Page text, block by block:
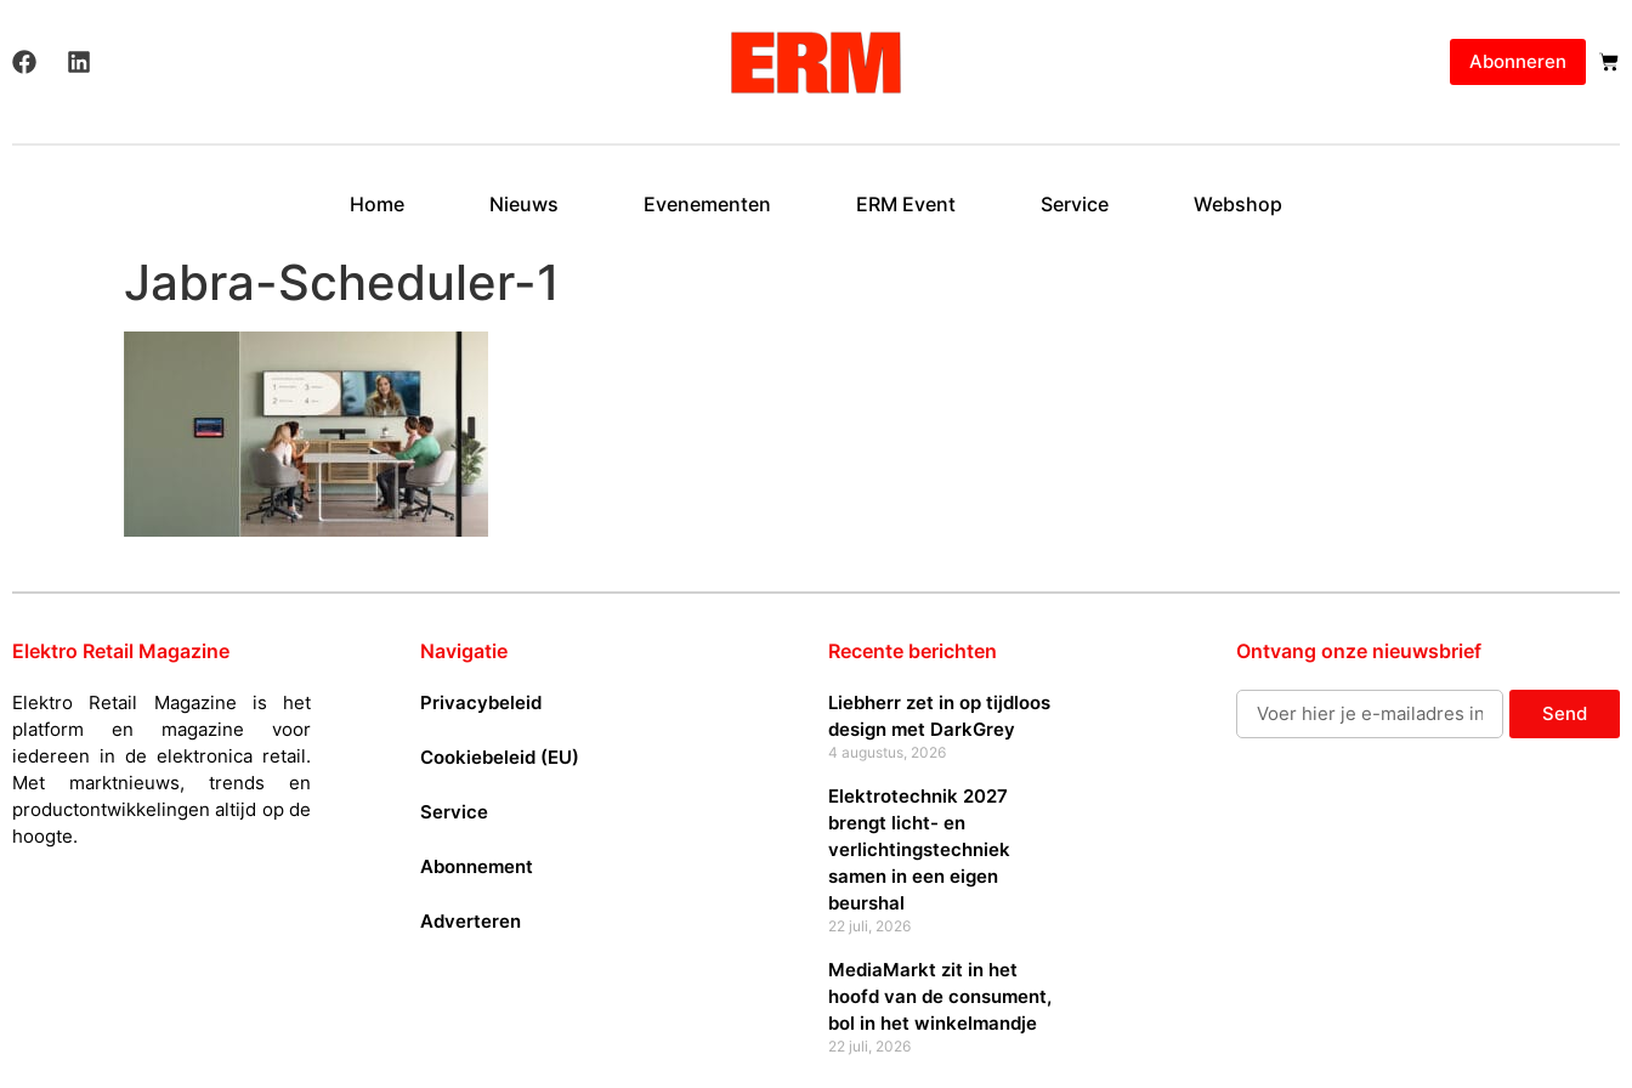
Abonneren
Home Nieuws Evenementen ERM Event Service Webshop
Jabra-Scheduler-1
Elektro Retail Magazine Navigatie Recente berichten Ontvang onze nieuwsbrief
Elektro Retail Magazine is het
platform en magazine voor
iedereen in de elektronica retail.
Met marktnieuws, trends en
productontwikkelingen altijd op de
hoogte.
Privacybeleid
Cookiebeleid (EU)
Service
Abonnement
Adverteren
Liebherr zet in op tijdloos
design met DarkGrey
4 augustus, 2026
Elektrotechnik 2027
brengt licht- en
verlichtingstechniek
samen in een eigen
beurshal
22 juli, 2026
MediaMarkt zit in het
hoofd van de consument,
bol in het winkelmandje
22 juli, 2026
Send